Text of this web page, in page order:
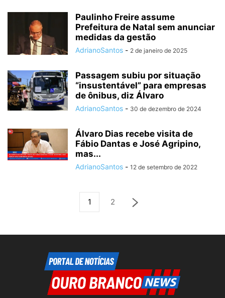
Paulinho Freire assume
Prefeitura de Natal sem anunciar
medidas da gestão
AdrianoSantos - 2 de janeiro de 2025
Passagem subiu por situação
“insustentável” para empresas
de ônibus, diz Álvaro
AdrianoSantos - 30 de dezembro de 2024
Álvaro Dias recebe visita de
Fábio Dantas e José Agripino,
mas...
AdrianoSantos - 12 de setembro de 2022
1 2